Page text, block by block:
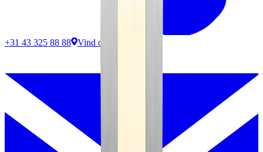
+31 43 325 88 88 Vind ons